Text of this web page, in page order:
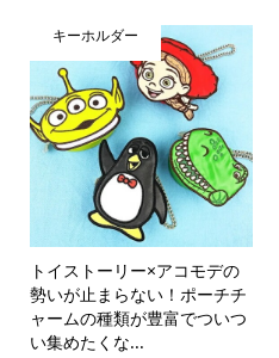
キーホルダー
トイストーリー×アコモデの
勢いが止まらない！ポーチチ
ャームの種類が豊富でついつ
い集めたくな...